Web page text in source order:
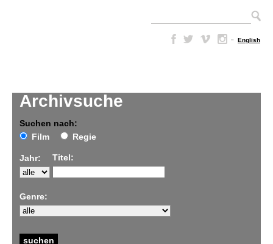
– English
Archivsuche
Suchen nach:
Film
Regie
Jahr: Titel:
Genre: